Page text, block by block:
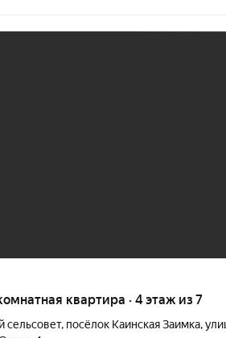
комнатная квартира · 4 этаж из 7
сельсовет, посёлок Каинская Заимка,